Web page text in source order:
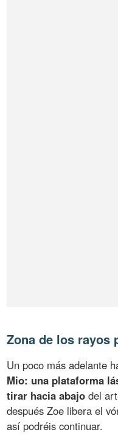
Zona de los rayos
Un poco más adelante
Mio: una plataforma
tirar hacia abajo del
después Zoe libera el
así podréis continuar.